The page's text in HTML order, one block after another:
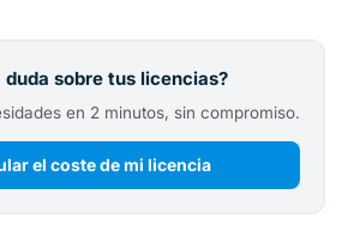
duda sobre tus licencias?
en 2 minutos, sin compromiso.
el coste de mi licencia